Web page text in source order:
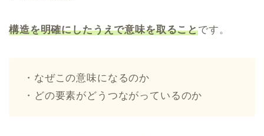
構造を明確にしたうえで意味を取ることです。
・なぜこの意味になるのか
・どの要素がどうつながっているのか